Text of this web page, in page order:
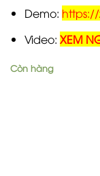
Demo:
Video: XEM
Còn hàng